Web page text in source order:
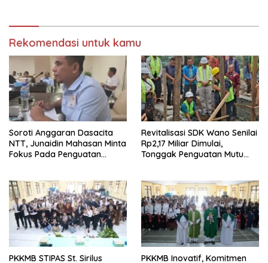
Rekomendasi untuk kamu
Soroti Anggaran Dasacita
NTT, Junaidin Mahasan Minta
Fokus Pada Penguatan
Revitalisasi SDK Wano Senilai
Rp2,17 Miliar Dimulai,
Tonggak Penguatan Mutu
PKKMB STIPAS St. Sirilus
PKKMB Inovatif, Komitmen